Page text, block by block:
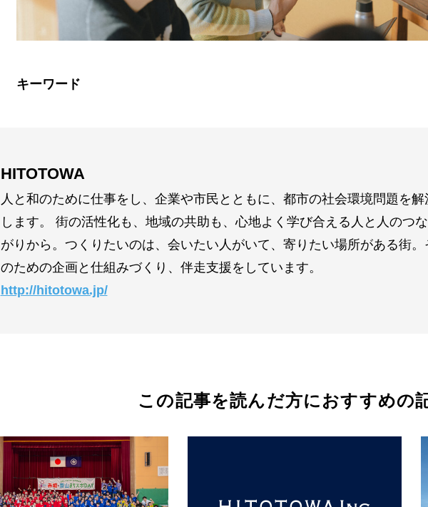
キーワード
HITOTOWA
人と和のために仕事をし、企業や市民とともに、都市の社会環境問題を解
します。 街の活性化も、地域の共助も、心地よく学び合える人と人のつな
がりから。つくりたいのは、会いたい人がいて、寄りたい場所がある街。
のための企画と仕組みづくり、伴走支援をしています。
http://hitotowa.jp/
この記事を読んだ方におすすめの